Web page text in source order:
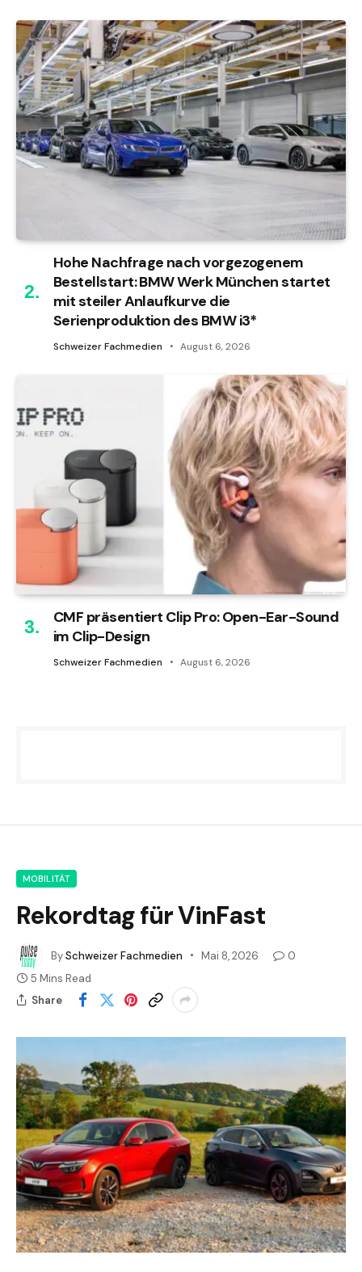
Hohe Nachfrage nach vorgezogenem
Bestellstart: BMW Werk München startet
mit steiler Anlaufkurve die
Serienproduktion des BMW i3*
Schweizer Fachmedien August 6, 2026
CMF präsentiert Clip Pro: Open-Ear-Sound
im Clip-Design
Schweizer Fachmedien August 6, 2026
MOBILITÄT
Rekordtag für VinFast
BySchweizer Fachmedien Mai 8, 2026
0
5 Mins Read
Share